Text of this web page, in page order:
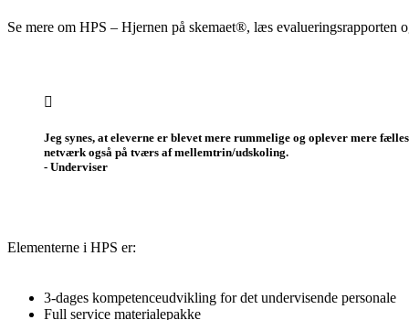
Se mere om HPS – Hjernen på skemaet®, læs
Jeg synes, at eleverne er blevet mere rummelige og oplever mere
netværk også på tværs af mellemtrin/udskoling.
- Underviser
Elementerne i HPS er:
3-dages kompetenceudvikling for det undervisende personale
Full service materialepakke